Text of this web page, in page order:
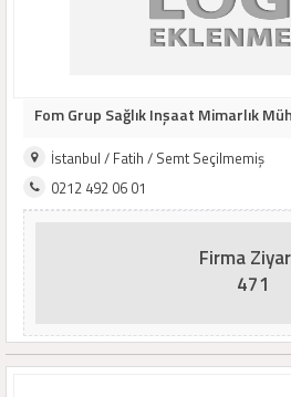
Fom Grup Sağlık Inşaat Mimarlık
İstanbul / Fatih / Semt Seçilmemiş
0212 492 06 01
Firma
471